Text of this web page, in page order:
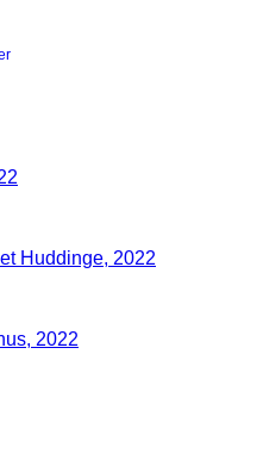
Huddinge, 2022
2022